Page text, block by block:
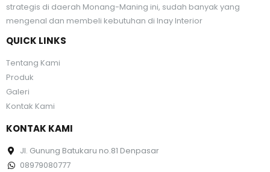
strategis di daerah Monang-Maning ini, sudah banyak yang
mengenal dan membeli kebutuhan di Inay Interior
QUICK LINKS
Tentang Kami
Produk
Galeri
Kontak Kami
KONTAK KAMI
Jl. Gunung Batukaru no.81 Denpasar
08979080777